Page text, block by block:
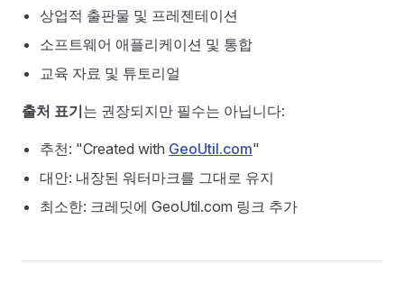
상업적 출판물 및 프레젠테이션
소프트웨어 애플리케이션 및 통합
교육 자료 및 튜토리얼
출처 표기는 권장되지만 필수는 아닙니다:
추천: "Created with GeoUtil.com"
대안: 내장된 워터마크를 그대로 유지
최소한: 크레딧에 GeoUtil.com 링크 추가